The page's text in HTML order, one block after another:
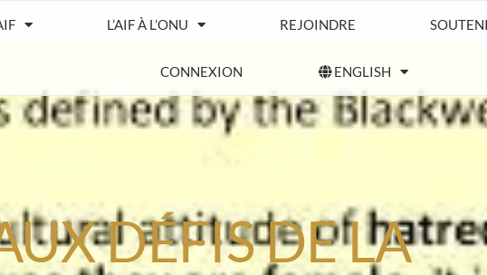
L’AIF À L’ONU REJOINDRE
CONNEXION ENGLISH
DÉFIS DE LA